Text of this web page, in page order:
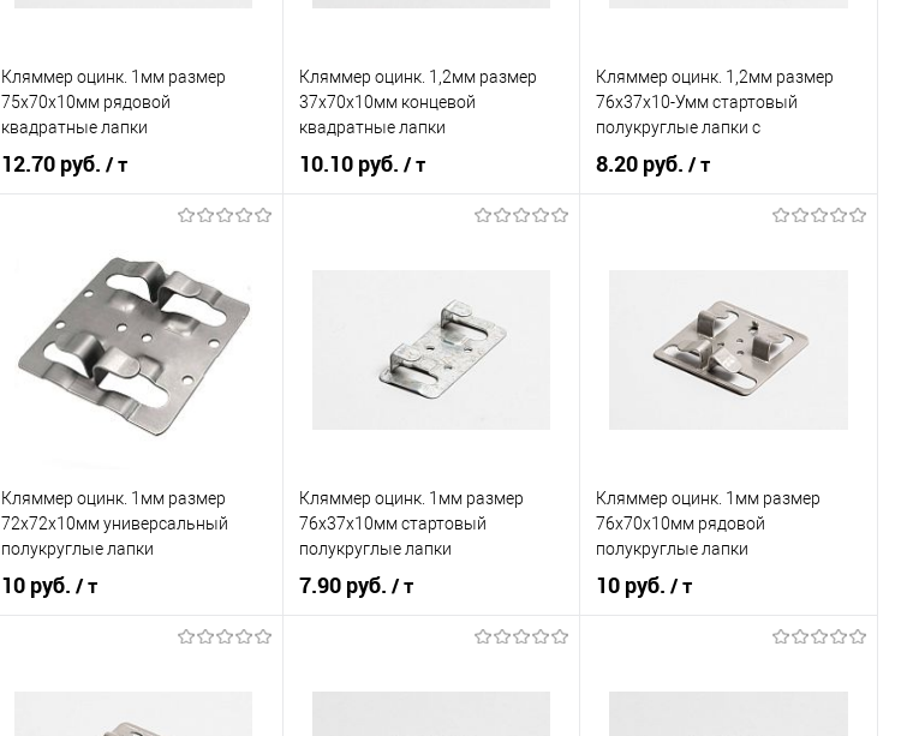
Кляммер оцинк. 1мм размер
75х70х10мм рядовой
квадратные лапки
12.70 руб. / т
В корзину
Купить в 1 клик
Сравнение
В избранное
Под заказ
Кляммер оцинк. 1,2мм размер
37х70х10мм концевой
квадратные лапки
10.10 руб. / т
Купить в 1 клик
Сравнение
В избранное
Под заказ
Кляммер оцинк. 1,2мм размер
76х37х10-Умм стартовый
полукруглые лапки с
дистанциром
8.20 руб./ т
Купить в 1 клик
Сравнение
В избранное
Под заказ
Кляммер оцинк. 1мм размер
72х72х10мм универсальный
полукруглые лапки
10 руб. / т
Кляммер оцинк. 1мм размер
76х37х10мм стартовый
полукруглые лапки
7.90 руб. / т
Кляммер оцинк. 1мм размер
76х70х10мм рядовой
полукруглые лапки
10 руб./ т